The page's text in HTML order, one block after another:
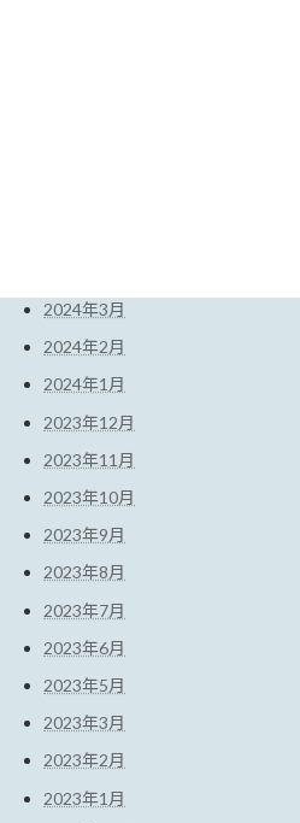
2024年3月
2024年2月
2024年1月
2023年12月
2023年11月
2023年10月
2023年9月
2023年8月
2023年7月
2023年6月
2023年5月
2023年3月
2023年2月
2023年1月